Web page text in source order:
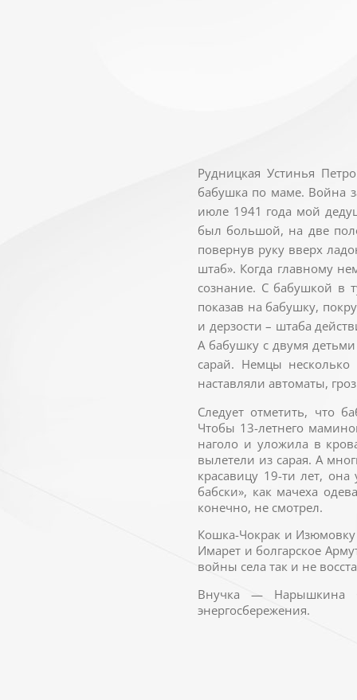
Рудницкая Устинья
бабушка по маме. Война
июле 1941 года мой
был большой, на две
повернув руку вверх
штаб». Когда главному
сознание. С бабушкой в
показав на бабушку,
и дерзости – штаба
А бабушку с двумя
сарай. Немцы
наставляли автоматы,
Следует отметить, что
Чтобы 13-летнего
наголо и уложила в
вылетели из сарая. А
красавицу 19-ти лет,
бабски», как мачеха
конечно, не смотрел.
Кошка-Чокрак и
Имарет и болгарское
войны села так и не
Внучка — Нарышкина
энергосбережения.